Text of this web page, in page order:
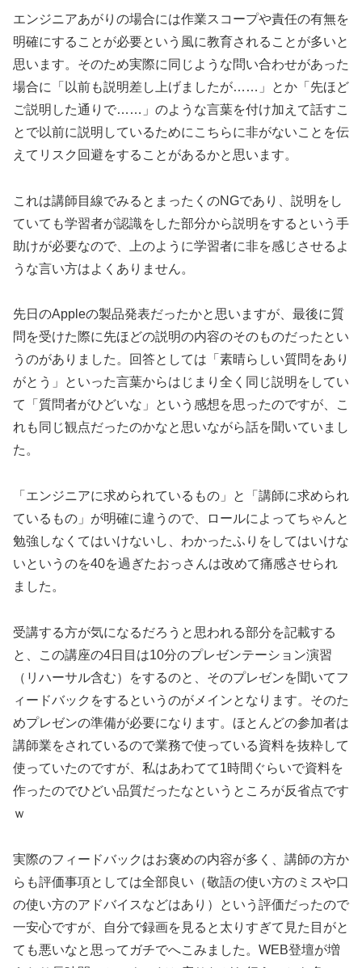
エンジニアあがりの場合には作業スコープや責任の有無を
明確にすることが必要という風に教育されることが多いと
思います。そのため実際に同じような問い合わせがあった
場合に「以前も説明差し上げましたが……」とか「先ほど
ご説明した通りで……」のような言葉を付け加えて話すこ
とで以前に説明しているためにこちらに非がないことを伝
えてリスク回避をすることがあるかと思います。
これは講師目線でみるとまったくのNGであり、説明をし
ていても学習者が認識をした部分から説明をするという手
助けが必要なので、上のように学習者に非を感じさせるよ
うな言い方はよくありません。
先日のAppleの製品発表だったかと思いますが、最後に質
問を受けた際に先ほどの説明の内容のそのものだったとい
うのがありました。回答としては「素晴らしい質問をあり
がとう」といった言葉からはじまり全く同じ説明をしてい
て「質問者がひどいな」という感想を思ったのですが、こ
れも同じ観点だったのかなと思いながら話を聞いていまし
た。
「エンジニアに求められているもの」と「講師に求められ
ているもの」が明確に違うので、ロールによってちゃんと
勉強しなくてはいけないし、わかったふりをしてはいけな
いというのを40を過ぎたおっさんは改めて痛感させられ
ました。
受講する方が気になるだろうと思われる部分を記載する
と、この講座の4日目は10分のプレゼンテーション演習
（リハーサル含む）をするのと、そのプレゼンを聞いてフ
ィードバックをするというのがメインとなります。そのた
めプレゼンの準備が必要になります。ほとんどの参加者は
講師業をされているので業務で使っている資料を抜粋して
使っていたのですが、私はあわてて1時間ぐらいで資料を
作ったのでひどい品質だったなというところが反省点です
ｗ
実際のフィードバックはお褒めの内容が多く、講師の方か
らも評価事項としては全部良い（敬語の使い方のミスや口
の使い方のアドバイスなどはあり）という評価だったので
一安心ですが、自分で録画を見ると太りすぎて見た目がと
ても悪いなと思ってガチでへこみました。WEB登壇が増